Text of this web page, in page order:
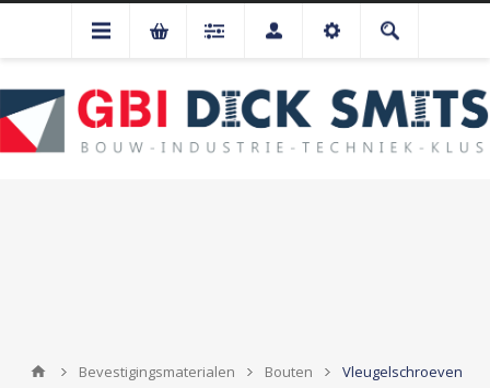
Bevestigingsmaterialen Bouten Vleugelschroeven